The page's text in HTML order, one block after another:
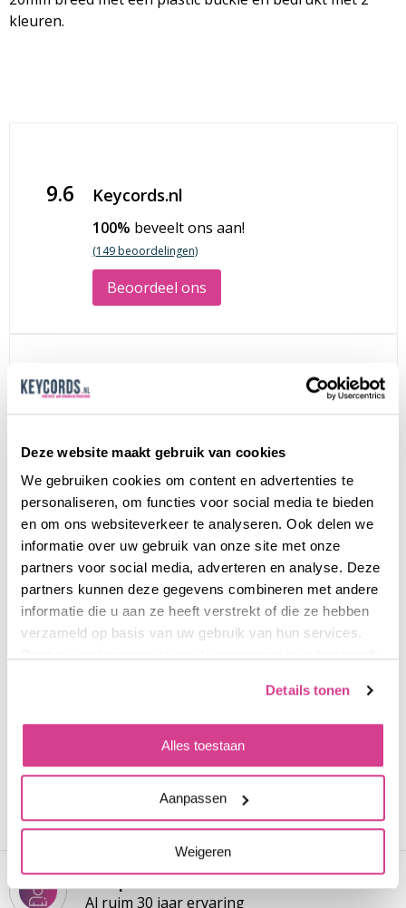
Deze website maakt gebruik van cookies
We gebruiken cookies om content en advertenties te
personaliseren, om functies voor social media te bieden
en om ons websiteverkeer te analyseren. Ook delen we
informatie over uw gebruik van onze site met onze
partners voor social media, adverteren en analyse. Deze
partners kunnen deze gegevens combineren met andere
informatie die u aan ze heeft verstrekt of die ze hebben
verzameld op basis van uw gebruik van hun services.
Details tonen
Alles toestaan
Aanpassen
Weigeren
kleuren.
9.6 Keycords.nl
100% beveelt ons aan!
(149 beoordelingen)
Beoordeel ons
"Behulpzaam, meedenken en goede kwaliteit" 10
Ralf
"Vragen worden snel beantwoord, en men
denkt mee over de opties. Snelle verzending
na bestelling, fij..."
9
Marieke
20 mei 2026
19 mei 2026
Gespecialiseerd
Al ruim 30 jaar ervaring